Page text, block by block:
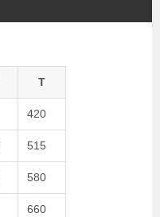
T
420
515
580
660